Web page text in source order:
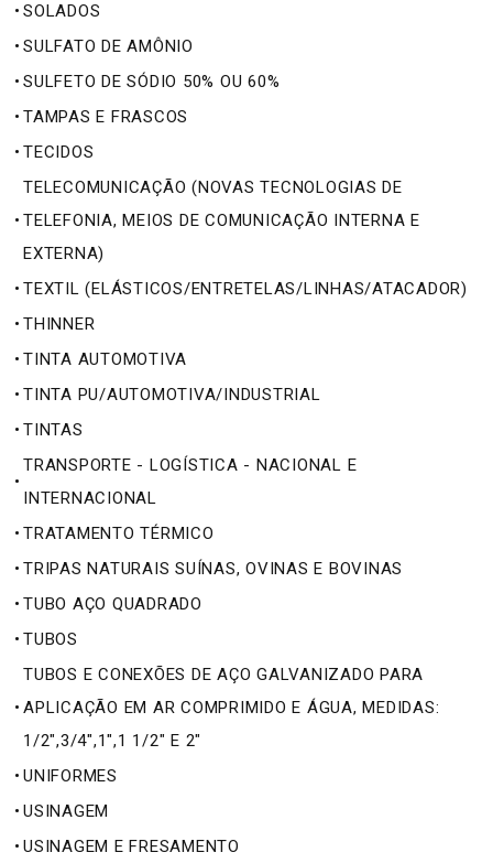
• SOLADOS
• SULFATO DE AMÔNIO
• SULFETO DE SÓDIO 50% OU 60%
• TAMPAS E FRASCOS
• TECIDOS
•
TELECOMUNICAÇÃO (NOVAS TECNOLOGIAS DE
TELEFONIA, MEIOS DE COMUNICAÇÃO INTERNA E
EXTERNA)
• TEXTIL (ELÁSTICOS/ENTRETELAS/LINHAS/ATACADOR)
• THINNER
• TINTA AUTOMOTIVA
• TINTA PU/AUTOMOTIVA/INDUSTRIAL
• TINTAS
•
TRANSPORTE - LOGÍSTICA - NACIONAL E
INTERNACIONAL
• TRATAMENTO TÉRMICO
• TRIPAS NATURAIS SUÍNAS, OVINAS E BOVINAS
• TUBO AÇO QUADRADO
• TUBOS
•
TUBOS E CONEXÕES DE AÇO GALVANIZADO PARA
APLICAÇÃO EM AR COMPRIMIDO E ÁGUA, MEDIDAS:
1/2",3/4",1",1 1/2" E 2"
• UNIFORMES
• USINAGEM
• USINAGEM E FRESAMENTO